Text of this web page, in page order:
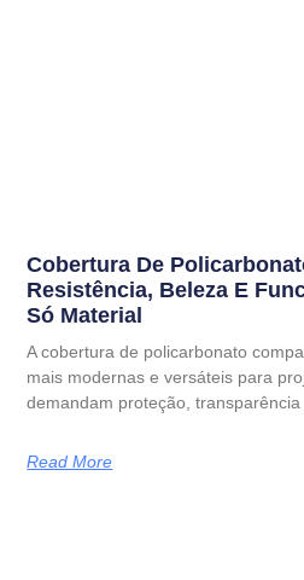
Cobertura De
Resistência, Beleza E
Só Material
A cobertura de policarbonato
mais modernas e versáteis para
demandam proteção, transparência
Read More